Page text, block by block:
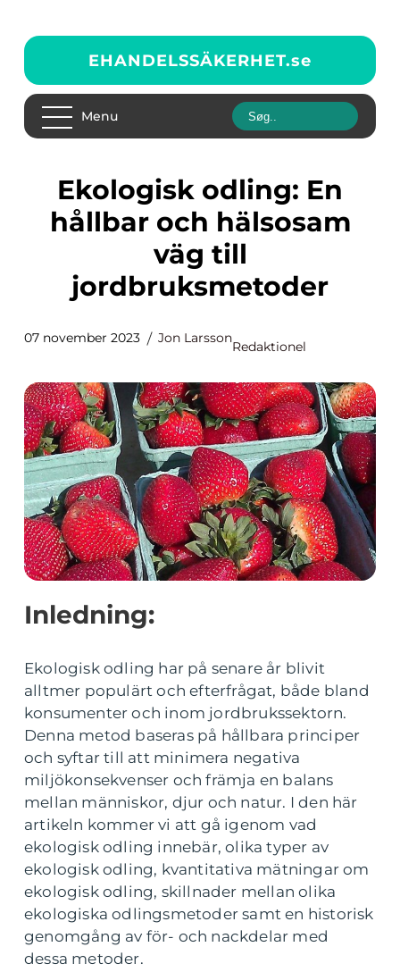
EHANDELSSÄKERHET.se
Menu
Ekologisk odling: En
hållbar och hälsosam
väg till
jordbruksmetoder
07 november 2023 Jon Larsson
Redaktionel
Inledning:
Ekologisk odling har på senare år blivit
alltmer populärt och efterfrågat, både bland
konsumenter och inom jordbrukssektorn.
Denna metod baseras på hållbara principer
och syftar till att minimera negativa
miljökonsekvenser och främja en balans
mellan människor, djur och natur. I den här
artikeln kommer vi att gå igenom vad
ekologisk odling innebär, olika typer av
ekologisk odling, kvantitativa mätningar om
ekologisk odling, skillnader mellan olika
ekologiska odlingsmetoder samt en historisk
genomgång av för- och nackdelar med
dessa metoder.